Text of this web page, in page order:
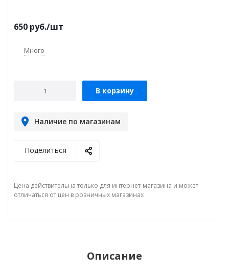
650 руб./шт
Много
В корзину
Наличие по магазинам
Поделиться
Цена действительна только для интернет-магазина и может
отличаться от цен в розничных магазинах
Описание